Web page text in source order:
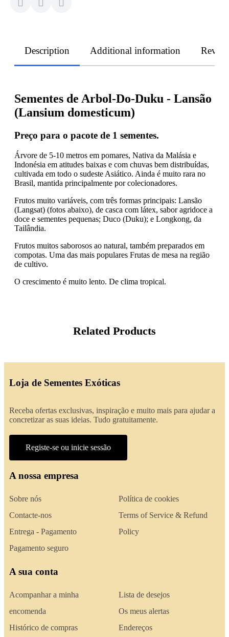
Description Additional information
Sementes de Arbol-Do-Duku - Lansão
(Lansium domesticum)
Preço para o pacote de 1 sementes.
Árvore de 5-10 metros em pomares, Nativa da Malásia e
Indonésia em atitudes baixas e com chuvas bem distribuídas,
cultivada em todo o sudeste Asiático. Ainda é muito rara no
Brasil, mantida principalmente por colecionadores.
Frutos muito variáveis, com três formas principais: Lansão
(Langsat) (fotos abaixo), de casca com látex, sabor agridoce a
doce e sementes pequenas; Duco (Duku); e Longkong, da
Tailândia.
Frutos muitos saborosos ao natural, também preparados em
compotas. Uma das mais populares Frutas de mesa na região
de cultivo.
O crescimento é muito lento. De clima tropical.
Related Products
Loja de Sementes Exóticas
Receba ofertas exclusivas, inspiração e muito mais para ajudar a
concretizar as suas ideias. Tudo gratuitamente.
Registe-se ou inicie sessão
A nossa empresa
Sobre nós
Contacte-nos
Entrega - Pagamento
Pagamento seguro
Política de cookies
Terms of Service & Refund
Policy
A sua conta
Acompanhar a minha
encomenda
Histórico de compras
Lista de desejos
Os meus alertas
Endereços